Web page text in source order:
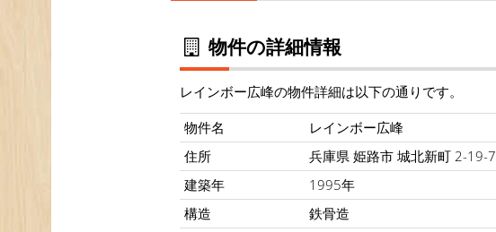
物件の詳細情報
レインボー広峰の物件詳細は以下の通りです。
物件名
レインボー広峰
住所
兵庫県 姫路市 城北新町 2-19-7
建築年
1995年
構造
鉄骨造